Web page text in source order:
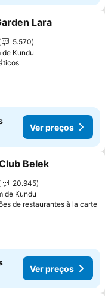
aos favoritos
Lara
5.570
de Kundu
Ver preços
Ver preços
aos favoritos
Belek
20.945
de Kundu
de restaurantes à la carte
Ver preços